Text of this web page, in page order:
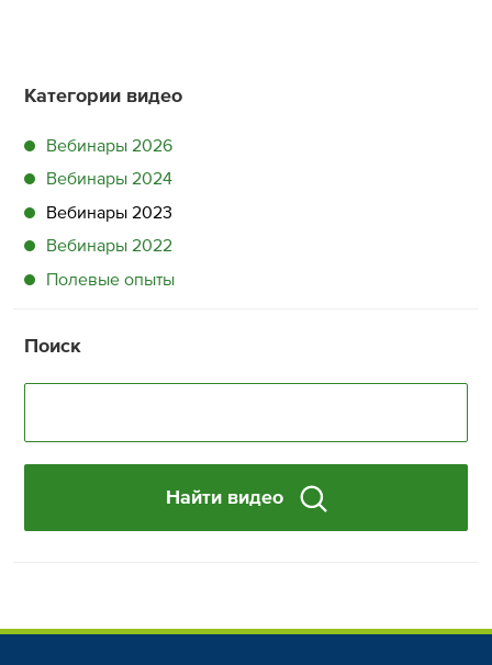
Категории видео
Вебинары 2026
Вебинары 2024
Вебинары 2023
Вебинары 2022
Полевые опыты
Поиск
Найти видео